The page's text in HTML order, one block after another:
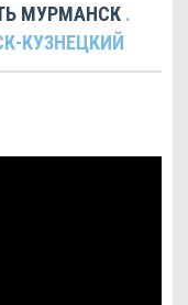
МУРМАНСК .
КУЗНЕЦКИЙ